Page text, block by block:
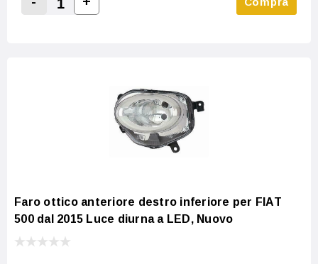
Decrease Quantity:
Increase Quantity:
Faro ottico anteriore destro inferiore per FIAT
500 dal 2015 Luce diurna a LED, Nuovo